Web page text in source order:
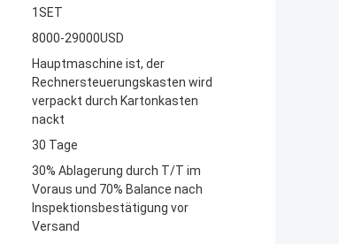
1SET
8000-29000USD
Hauptmaschine ist, der
Rechnersteuerungskasten wird
verpackt durch Kartonkasten
nackt
30 Tage
30% Ablagerung durch T/T im
Voraus und 70% Balance nach
Inspektionsbestätigung vor
Versand